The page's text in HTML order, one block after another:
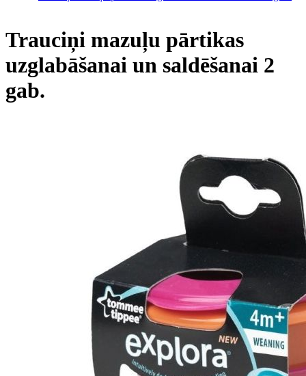
Trauciņi mazuļu pārtikas
uzglabāšanai un saldēšanai 2
gab.